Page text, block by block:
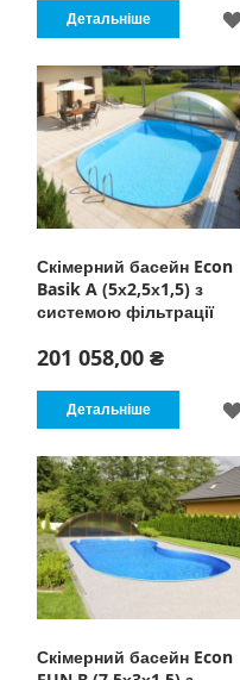
Детальніше
Скімерний басейн Econ
Basik A (5х2,5х1,5) з
системою фільтрації
201 058,00 ₴
Детальніше
Скімерний басейн Econ